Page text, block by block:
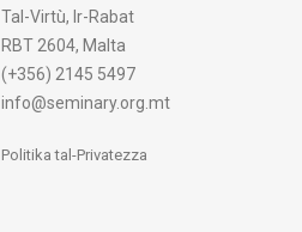
Tal-Virtù, Ir-Rabat
RBT 2604, Malta
(+356) 2145 5497
info@seminary.org.mt
Politika tal-Privatezza